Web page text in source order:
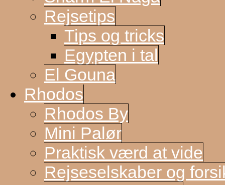
Rejsetips
Tips og tricks
Egypten i tal
El Gouna
Rhodos
Rhodos By
Mini Palør
Praktisk værd at vide
Rejseselskaber og